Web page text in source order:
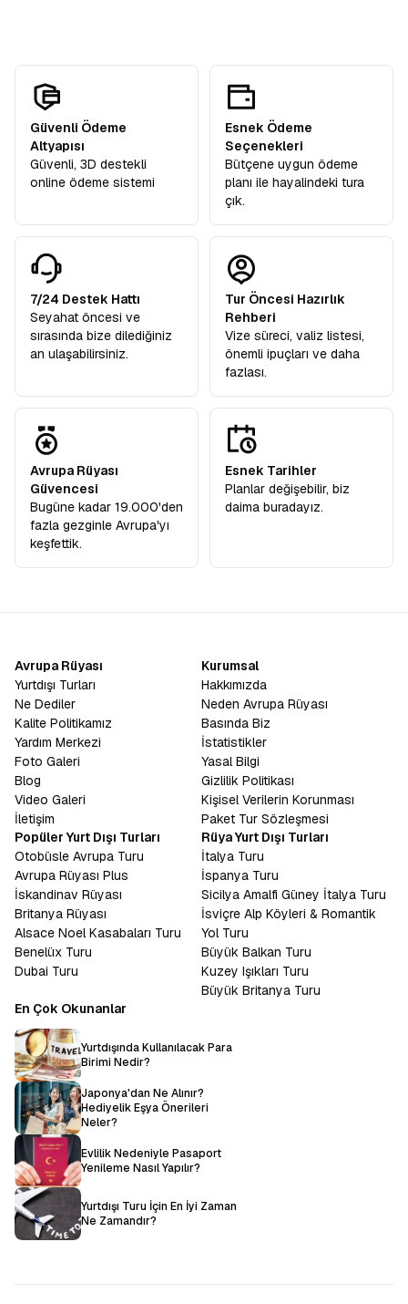
Güvenli Ödeme
Altyapısı
Güvenli, 3D destekli
online ödeme sistemi
Esnek Ödeme
Seçenekleri
Bütçene uygun ödeme
planı ile hayalindeki tura
çık.
7/24 Destek Hattı
Seyahat öncesi ve
sırasında bize dilediğiniz
an ulaşabilirsiniz.
Tur Öncesi Hazırlık
Rehberi
Vize süreci, valiz listesi,
önemli ipuçları ve daha
fazlası.
Avrupa Rüyası
Güvencesi
Bugüne kadar 19.000'den
fazla gezginle Avrupa'yı
keşfettik.
Esnek Tarihler
Planlar değişebilir, biz
daima buradayız.
Avrupa Rüyası
Yurtdışı Turları
Ne Dediler
Kalite Politikamız
Yardım Merkezi
Foto Galeri
Blog
Video Galeri
İletişim
Kurumsal
Hakkımızda
Neden Avrupa Rüyası
Basında Biz
İstatistikler
Yasal Bilgi
Gizlilik Politikası
Kişisel Verilerin Korunması
Paket Tur Sözleşmesi
Popüler Yurt Dışı Turları
Otobüsle Avrupa Turu
Avrupa Rüyası Plus
İskandinav Rüyası
Britanya Rüyası
Alsace Noel Kasabaları Turu
Benelüx Turu
Dubai Turu
Rüya Yurt Dışı Turları
İtalya Turu
İspanya Turu
Sicilya Amalfi Güney İtalya Turu
İsviçre Alp Köyleri & Romantik
Yol Turu
Büyük Balkan Turu
Kuzey Işıkları Turu
Büyük Britanya Turu
En Çok Okunanlar
Yurtdışında Kullanılacak Para
Birimi Nedir?
Japonya'dan Ne Alınır?
Hediyelik Eşya Önerileri
Neler?
Evlilik Nedeniyle Pasaport
Yenileme Nasıl Yapılır?
Yurtdışı Turu İçin En İyi Zaman
Ne Zamandır?